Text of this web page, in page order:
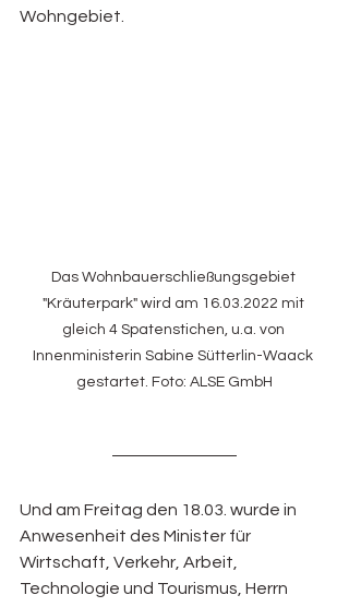
Wohngebiet.
Das Wohnbauerschließungsgebiet
"Kräuterpark" wird am 16.03.2022 mit
gleich 4 Spatenstichen, u.a. von
Innenministerin Sabine Sütterlin-Waack
gestartet. Foto: ALSE GmbH
Und am Freitag den 18.03. wurde in
Anwesenheit des Minister für
Wirtschaft, Verkehr, Arbeit,
Technologie und Tourismus, Herrn